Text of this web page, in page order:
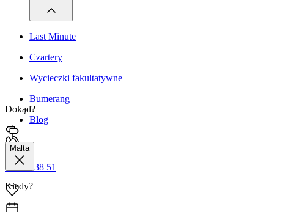
Last Minute
Czartery
Wycieczki fakultatywne
Bumerang
Blog
42 680 38 51
Dokąd?
Malta
Kiedy?